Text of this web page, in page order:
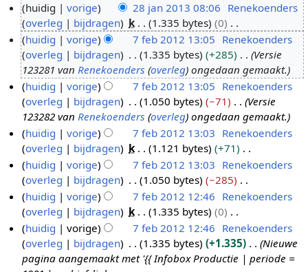
8
n
1
huidig vorige 28 jan 2013 08:06 Renekoenders
overleg
bijdragen k 1.335 bytes
0
G
e
e
n
b
e
w
e
r
k
i
n
g
s
s
a
e
0
2
huidig vorige 7 feb 2012 13:05 Renekoenders
overleg
bijdragen 1.335 bytes +285
Versie
123281 vanRenekoenders (overleg) ongedaan gemaakt.
huidig
vorige 7 feb 2012 13:05 Renekoenders
overleg
bijdragen 1.050 bytes −71
Versie
123282 vanRenekoenders (overleg) ongedaan gemaakt.
huidig
vorige 7 feb 2012 13:03 Renekoenders
overleg
bijdragen k 1.121 bytes
+71
G
e
e
n
b
e
w
e
huidig vorige 7 feb 2012 13:03 Renekoenders
overleg
bijdragen 1.050 bytes
−285
G
e
e
n
b
huidig vorige 7 feb 2012 12:46 Renekoenders
overleg
bijdragen k 1.335 bytes
0
G
e
e
huidig vorige 7 feb 2012 12:46 Renekoenders
overleg
bijdragen 1.335 bytes +1.335
Nieuwe
pagina aangemaakt met '{{ Infobox Productie | periode =